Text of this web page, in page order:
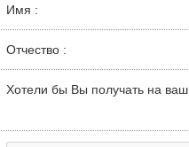
Имя :
Отчество :
Хотели бы Вы получать на